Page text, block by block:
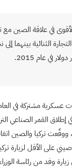
.
ووقّعت تركيا والصين
على الأقل لزيارة